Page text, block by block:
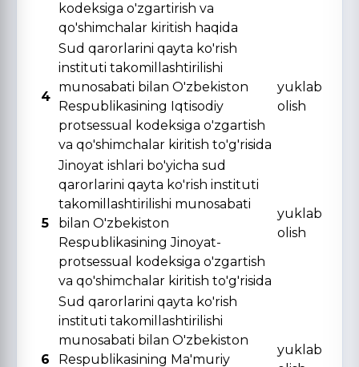
kodeksiga o'zgartirish va
qo'shimchalar kiritish haqida
4
Sud qarorlarini qayta ko'rish
instituti takomillashtirilishi
munosabati bilan O'zbekiston
Respublikasining Iqtisodiy
protsessual kodeksiga o'zgartish
va qo'shimchalar kiritish to'g'risida
yuklab
olish
5
Jinoyat ishlari bo'yicha sud
qarorlarini qayta ko'rish instituti
takomillashtirilishi munosabati
bilan O'zbekiston
Respublikasining Jinoyat-
protsessual kodeksiga o'zgartish
va qo'shimchalar kiritish to'g'risida
yuklab
olish
6
Sud qarorlarini qayta ko'rish
instituti takomillashtirilishi
munosabati bilan O'zbekiston
Respublikasining Ma'muriy
yuklab